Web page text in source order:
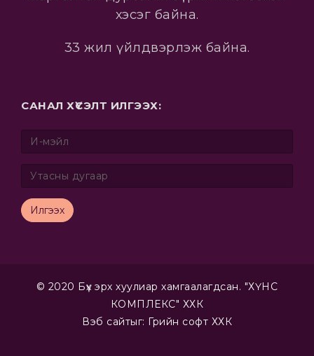
хэсэг байна.
33 жил үйлдвэрлэж байна.
САНАЛ ХҮСЭЛТ ИЛГЭЭХ:
Илгээх
© 2020 Бүх эрх хуулиар хамгаалагдсан. "ХҮНС
КОМПЛЕКС" ХХК
Вэб сайтыг: Грийн софт ХХК